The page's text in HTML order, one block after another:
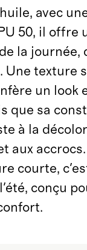
avec
50, il offre
la journée,
Une texture
un look
que sa
à la
aux
courte,
conçu